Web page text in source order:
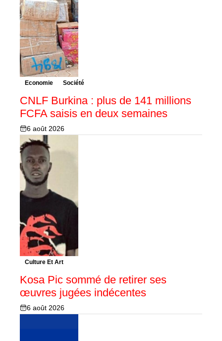
Economie Société
CNLF Burkina : plus de 141 millions
FCFA saisis en deux semaines
6 août 2026
Culture Et Art
Kosa Pic sommé de retirer ses
œuvres jugées indécentes
6 août 2026